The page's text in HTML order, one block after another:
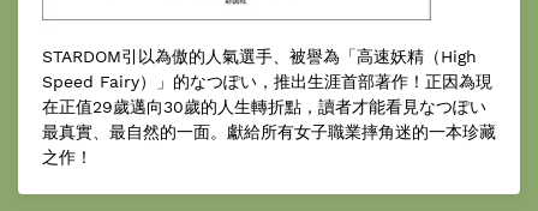
STARDOM引以為傲的人氣選手、被譽為「高速妖精（High
Speed Fairy）」的なつぽい，推出生涯首部著作！正因為現
在正值29歲邁向30歲的人生轉折點，讀者才能看見なつぽい
最真實、最自然的一面。獻給所有女子職業摔角迷的一本珍藏
之作！